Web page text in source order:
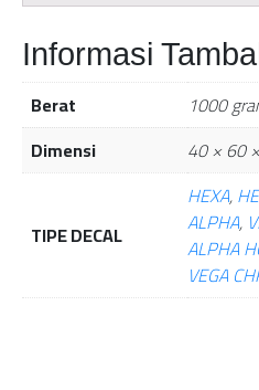
Informasi
Berat
1000
Dimensi
40 × 60
TIPE DECAL
HEXA,
ALPHA,
ALPHA
VEGA